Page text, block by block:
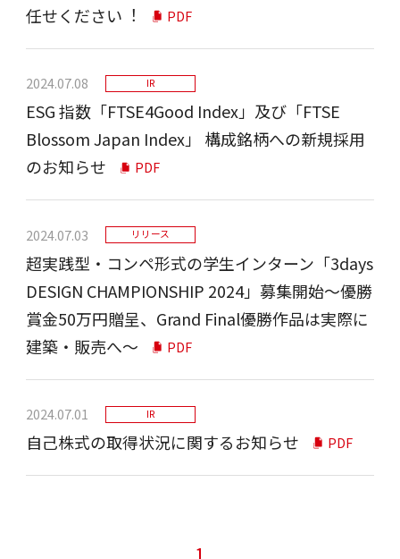
任せください︕
PDF
2024.07.08 IR
ESG 指数「FTSE4Good Index」及び「FTSE
Blossom Japan Index」 構成銘柄への新規採用
のお知らせ
PDF
2024.07.03 リリース
超実践型・コンペ形式の学生インターン「3days
DESIGN CHAMPIONSHIP 2024」募集開始～優勝
賞金50万円贈呈、Grand Final優勝作品は実際に
建築・販売へ～
PDF
2024.07.01 IR
自己株式の取得状況に関するお知らせ PDF